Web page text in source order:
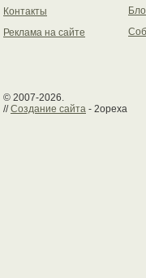
Контакты
Реклама на сайте
© 2007-2026.
//Создание сайта - 2opexa